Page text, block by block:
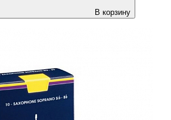
В корзину